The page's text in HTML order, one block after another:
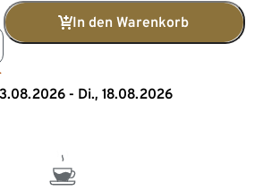
In den Warenkorb
- Di., 18.08.2026